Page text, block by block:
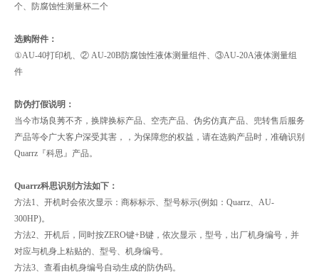
个、防腐蚀性测量杯二个
选购附件：
①AU-40打印机、② AU-20B防腐蚀性液体测量组件、③AU-20A液体测量组
件
防伪打假说明：
当今市场良莠不齐，换牌换标产品、空壳产品、伪劣仿真产品、兜转售后服务
产品等令广大客户深受其害，，为保障您的权益，请在选购产品时，准确识别
Quarrz『科思』产品。
Quarrz科思识别方法如下：
方法1、开机时会依次显示：商标标示、型号标示(例如：Quarrz、AU-
300HP)。
方法2、开机后，同时按ZERO键+B键，依次显示，型号，出厂机身编号，并
对应与机身上粘贴的、型号、机身编号。
方法3、查看由机身编号自动生成的防伪码。